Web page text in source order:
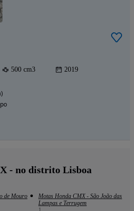
500 cm3 2019
- no distrito Lisboa
de Mouro
Motas Honda CMX - São João das
Lampas e Terrugem